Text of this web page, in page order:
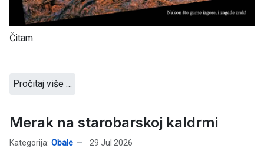
Čitam.
Pročitaj više …
Merak na starobarskoj kaldrmi
Kategorija: Obale 29 Jul 2026